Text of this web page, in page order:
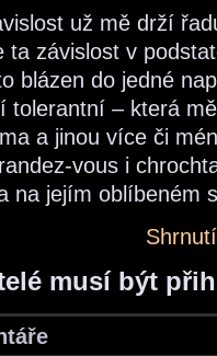
už mě drží
ta závislost v
blázen do jedné
tolerantní – která
a jinou více či
vous i
na jejím oblíbeném
musí být